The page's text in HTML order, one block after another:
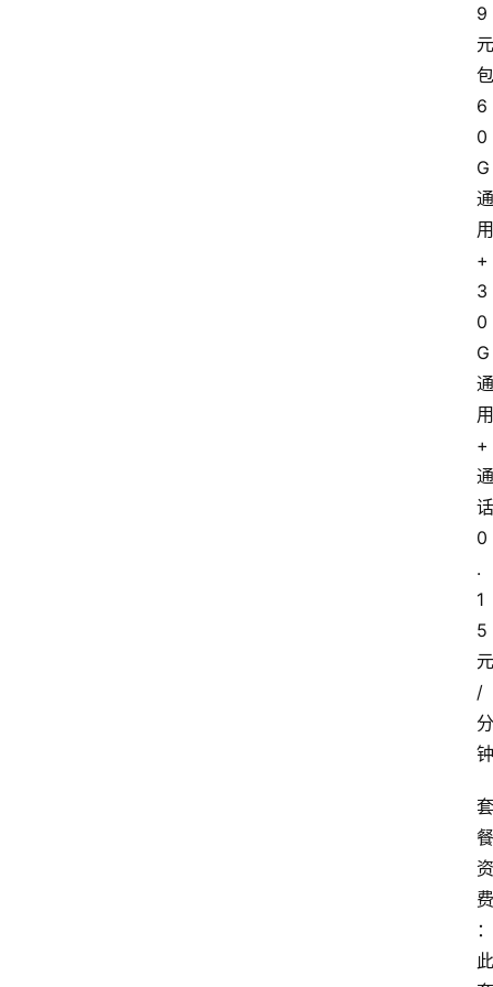
9
元
包
6
0
G
通
用
+
3
0
G
通
用
+
通
话
0
.
1
5
元
/
分
钟
套
餐
资
费
：
此